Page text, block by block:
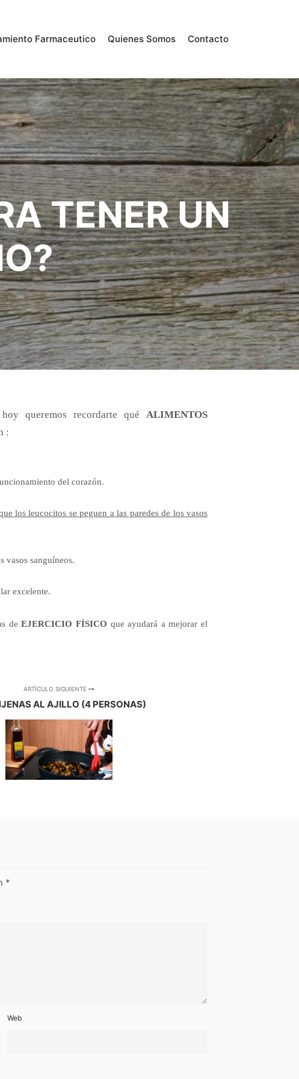
Farmaceutico Quienes Somos Contacto
TENER UN
queremos recordarte quéALIMENTOS
:
del corazón.
los leucocitos se peguen a las paredes de los vasos
vasos sanguíneos.
excelente.
deEJERCICIO FÍSICO que ayudará a mejorar el
ARTÍCULO SIGUIENTE
AL AJILLO (4 PERSONAS)
*
Web